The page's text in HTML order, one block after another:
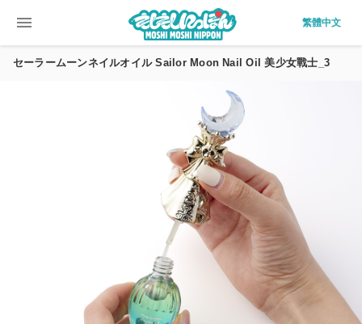
menu 繁體中文
セーラームーンネイルオイル Sailor Moon Nail Oil 美少女戰士_3